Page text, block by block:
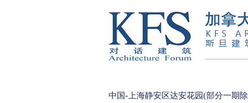
中国-上海静安区达安花园(部分一期除